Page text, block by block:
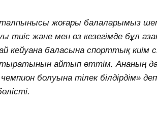
жоғары балаларымыз
тиіс және мен өз кезегімде бұл
кейуана баласына спорттық киім
айтып өттім. Ананың да
болуына тілек білдірдім»